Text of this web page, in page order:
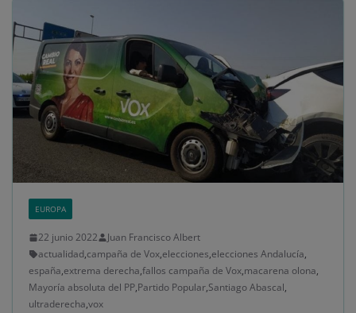
EUROPA
22 junio 2022
Juan Francisco Albert
actualidad,campaña de Vox,elecciones,elecciones Andalucía,
españa,extrema derecha,fallos campaña de Vox,macarena olona,
Mayoría absoluta del PP,Partido Popular,Santiago Abascal,
ultraderecha,vox